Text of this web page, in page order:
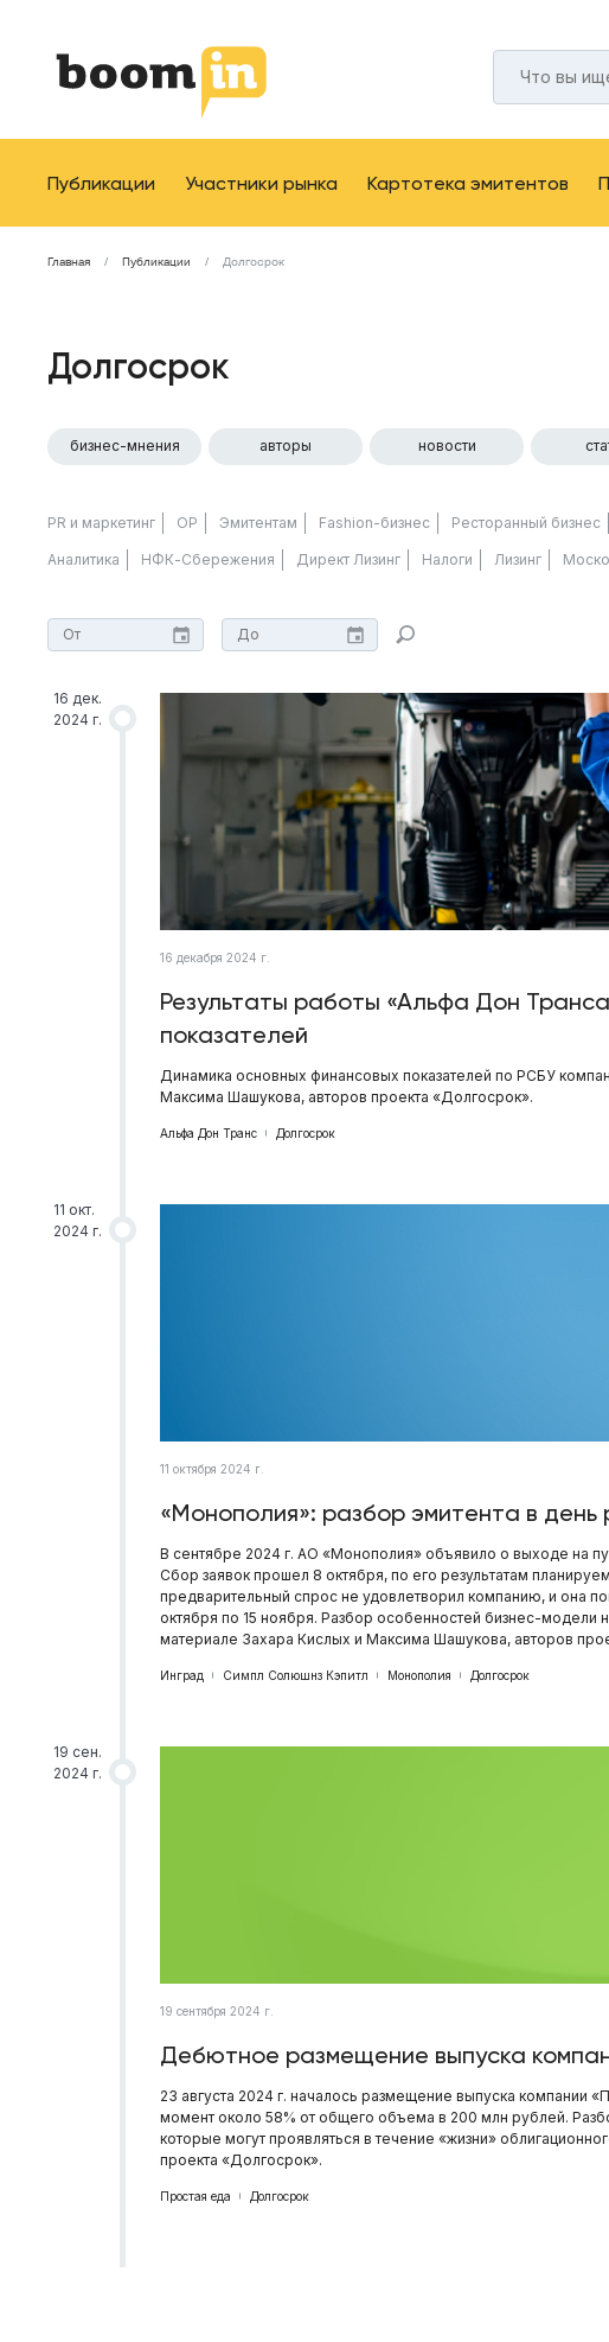
Публикации Участники рынка Картотека эмитентов
Главная Публикации Долгосрок
Долгосрок
бизнес-мнения авторы новости
PR и маркетинг ОР Эмитентам Fashion-бизнес Ресторанный бизнес
Аналитика НФК-Сбережения Директ Лизинг Налоги Лизинг
16 дек.
2024 г.
16 декабря 2024 г.
Результаты работы «Альфа Дон
показателей
Динамика основных финансовых показателей по РСБУ
Максима Шашукова, авторов проекта «Долгосрок».
Альфа Дон Транс Долгосрок
11 окт.
2024 г.
11 октября 2024 г.
«Монополия»: разбор эмитента в день
В сентябре 2024 г. АО «Монополия» объявило о выходе на
Сбор заявок прошел 8 октября, по его результатам
предварительный спрос не удовлетворил компанию, и она
октября по 15 ноября. Разбор особенностей бизнес-модели
материале Захара Кислых и Максима Шашукова, авторов
Инград Симпл Солюшнз Кэпитл Монополия Долгосрок
19 сен.
2024 г.
19 сентября 2024 г.
Дебютное размещение выпуска
23 августа 2024 г. началось размещение выпуска компании
момент около 58% от общего объема в 200 млн рублей.
которые могут проявляться в течение «жизни»
проекта «Долгосрок».
Простая еда Долгосрок